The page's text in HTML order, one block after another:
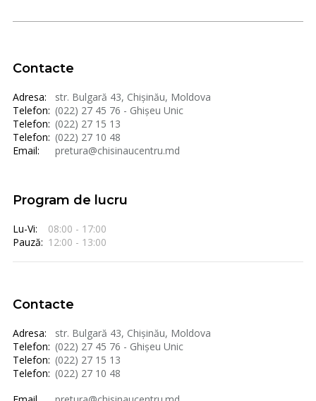
Contacte
Adresa:
str. Bulgară 43, Chișinău, Moldova
Telefon: (022) 27 45 76 - Ghișeu Unic
Telefon: (022) 27 15 13
Telefon: (022) 27 10 48
Email:
pretura@chisinaucentru.md
Program de lucru
Lu-Vi:
08:00 - 17:00
Pauză: 12:00 - 13:00
Contacte
Adresa:
str. Bulgară 43, Chișinău, Moldova
Telefon: (022) 27 45 76 - Ghișeu Unic
Telefon: (022) 27 15 13
Telefon: (022) 27 10 48